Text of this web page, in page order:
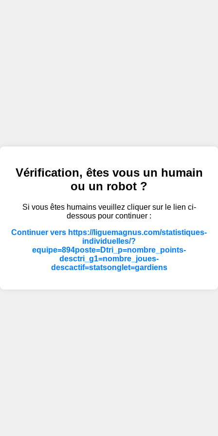
Vérification, êtes vous un humain
ou un robot ?
Si vous êtes humains veuillez cliquer sur le lien ci-
dessous pour continuer :
Continuer vers https://liguemagnus.com/statistiques-
individuelles/?
equipe=894poste=Dtri_p=nombre_points-
desctri_g1=nombre_joues-
descactif=statsonglet=gardiens